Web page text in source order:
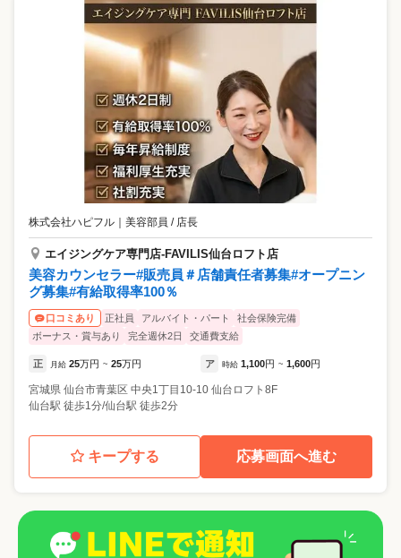
株式会社ハピフル 美容部員 / 店長
エイジングケア専門店-FAVILIS仙台ロフト店
美容カウンセラー#販売員＃店舗責任者募集#オープニン
グ募集#有給取得率100％
口コミあり 正社員 アルバイト・パート
社会保険完備
ボーナス・賞与あり
完全週休2日 交通費支給
正 月給 25万円 ~ 25万円 ア 時給 1,100円 ~ 1,600円
宮城県 仙台市青葉区 中央1丁目10-10 仙台ロフト8F
仙台駅 徒歩1分/仙台駅 徒歩2分
キープする 応募画面へ進む